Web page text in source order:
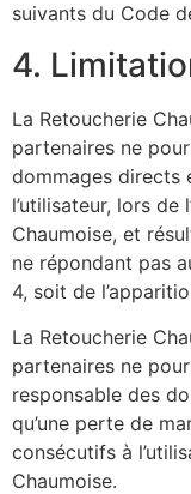
suivants du Code
4.
La Retoucherie
partenaires ne
dommages directs
l’utilisateur, lors de
Chaumoise, et
ne répondant pas
4, soit de
La Retoucherie
partenaires ne
responsable des
qu’une perte de
consécutifs à
Chaumoise.